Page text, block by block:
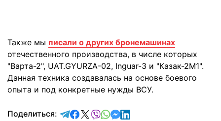
Также мы писали о других бронемашинах
отечественного производства, в числе которых
"Варта-2", UAT.GYURZA-02, Inguar-3 и "Казак-2М1".
Данная техника создавалась на основе боевого
опыта и под конкретные нужды ВСУ.
Поделиться: отправить в Telegram
поделиться в Facebook
поделиться в X
отправить в Viber
отправить в Whatsapp
отправить в Messenger
отправить в LinkedIn